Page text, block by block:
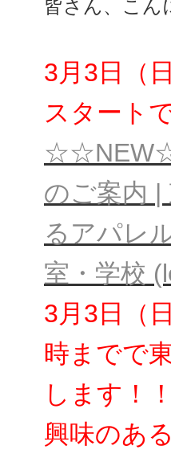
皆さん、こん
3月3日（
スタート
のご案内 |
るアパレ
室・学校
3月3日（
時までで
します！！
興味のあ